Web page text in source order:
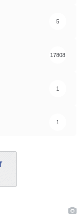
5
17808
1
1